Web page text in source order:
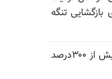
تنگه
قبض آب و برق خرداد و تیر بیش از ۳۰۰درصد